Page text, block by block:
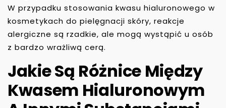
W przypadku stosowania kwasu hialuronowego w
kosmetykach do pielęgnacji skóry, reakcje
alergiczne są rzadkie, ale mogą wystąpić u osób
z bardzo wrażliwą cerą.
Jakie Są Różnice Między
Kwasem Hialuronowym